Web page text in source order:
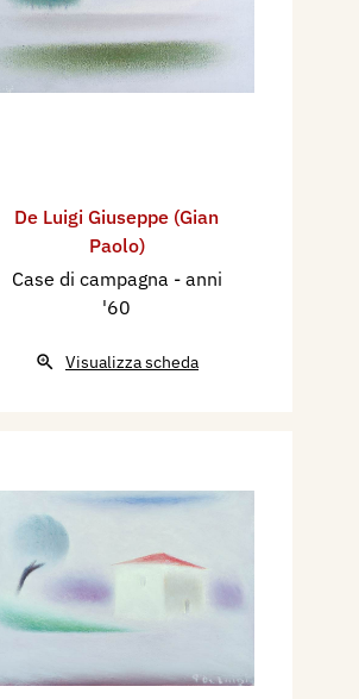
De Luigi Giuseppe (Gian
Paolo)
Case di campagna - anni
'60
Visualizza scheda